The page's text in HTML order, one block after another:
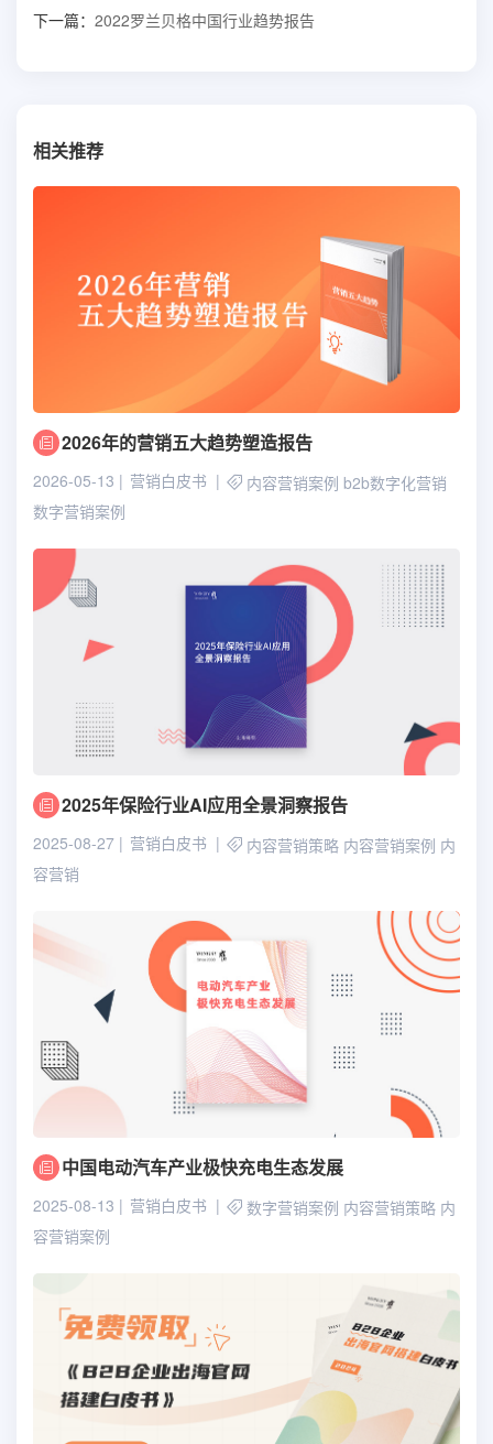
下一篇： 2022罗兰贝格中国行业趋势报告
相关推荐
2026年的营销五大趋势塑造报告
2026-05-13 营销白皮书 内容营销案例 b2b数字化营销
数字营销案例
2025年保险行业AI应用全景洞察报告
2025-08-27 营销白皮书 内容营销策略 内容营销案例 内
容营销
中国电动汽车产业极快充电生态发展
2025-08-13 营销白皮书 数字营销案例 内容营销策略 内
容营销案例